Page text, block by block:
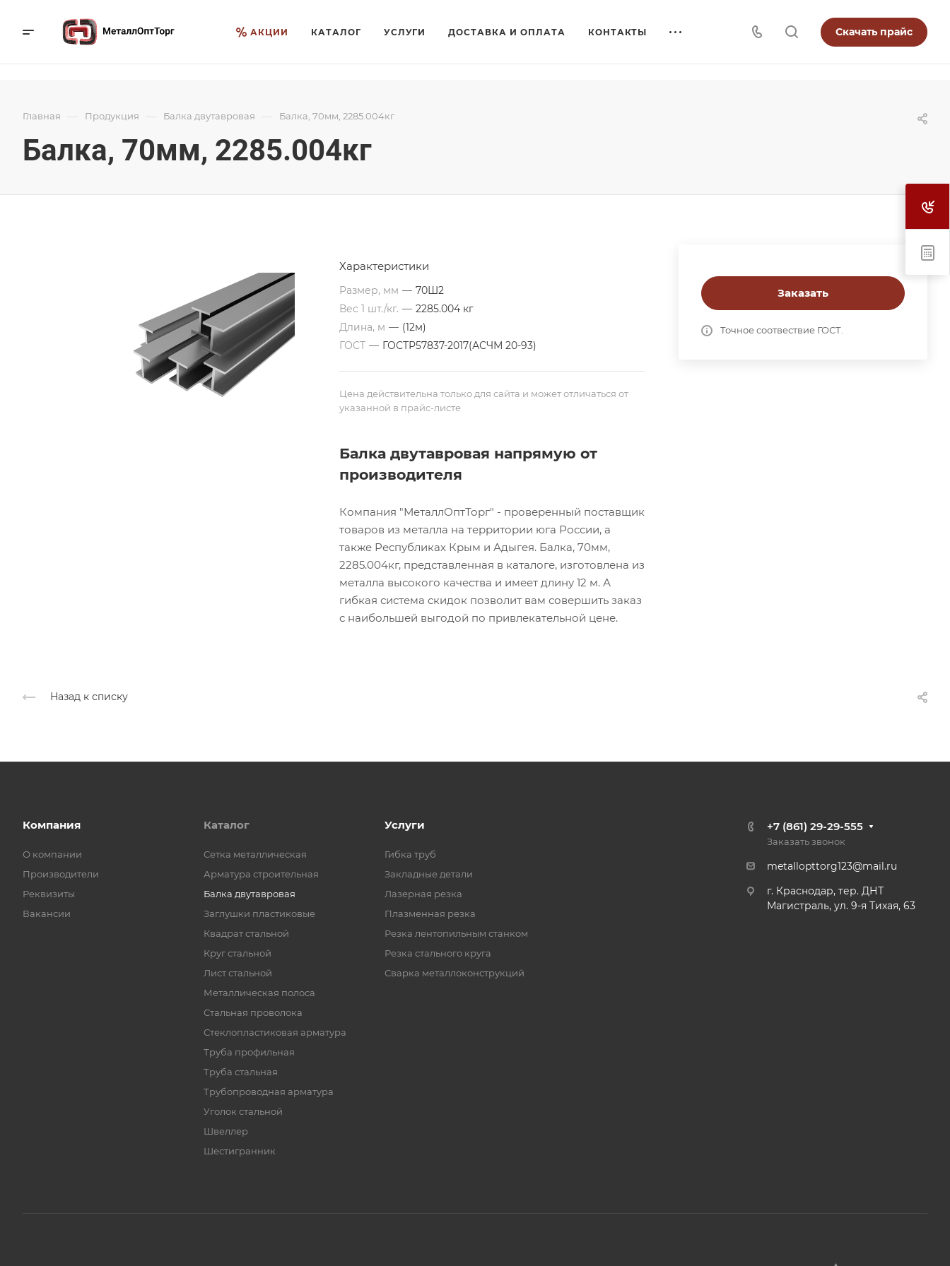
АКЦИИ КАТАЛОГ УСЛУГИ ДОСТАВКА И ОПЛАТА КОНТАКТЫ Скачать прайс
Главная — Продукция — Балка двутавровая — Балка, 70мм, 2285.004кг
Балка, 70мм, 2285.004кг
Заказать
Точное соотвествие ГОСТ.
Характеристики
Размер, мм — 70Ш2
Вес 1 шт./кг. — 2285.004 кг
Длина, м — (12м)
ГОСТ — ГОСТР57837-2017(АСЧМ 20-93)
Цена действительна только для сайта и может отличаться от
указанной в прайс-листе
Балка двутавровая напрямую от
производителя
Компания "МеталлОптТорг" - проверенный поставщик
товаров из металла на территории юга России, а
также Республиках Крым и Адыгея. Балка, 70мм,
2285.004кг, представленная в каталоге, изготовлена из
металла высокого качества и имеет длину 12 м. А
гибкая система скидок позволит вам совершить заказ
с наибольшей выгодой по привлекательной цене.
Назад к списку
Компания
О компании
Производители
Реквизиты
Вакансии
Каталог
Cетка металлическая
Арматура строительная
Балка двутавровая
Заглушки пластиковые
Квадрат стальной
Круг стальной
Лист стальной
Металлическая полоса
Стальная проволока
Стеклопластиковая арматура
Труба профильная
Труба стальная
Трубопроводная арматура
Уголок стальной
Швеллер
Шестигранник
Услуги
Гибка труб
Закладные детали
Лазерная резка
Плазменная резка
Резка лентопильным станком
Резка стального круга
Сварка металлоконструкций
+7 (861) 29-29-555
Заказать звонок
metallopttorg123@mail.ru
г. Краснодар, тер. ДНТ
Магистраль, ул. 9-я Тихая, 63